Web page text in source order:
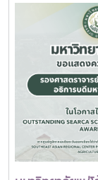
พระบรมราชชนนี
พระบรมมหาราช
พระเจ้าลูกเธอ
ราชสาริณีสิริพัช
พระบรมมหาราช
มหากรุณาธิคุณล้
มหาวิทยาลัย สม
ร่วมแสดงความ
มหากรุณาธิคุณอ